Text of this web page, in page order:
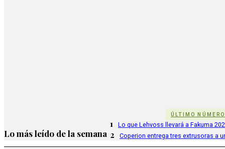
ÚLTIMO NÚMERO
Lo más leído de la semana
1 Lo que Lehvoss llevará a Fakuma
2 Coperion entrega tres extrusoras a